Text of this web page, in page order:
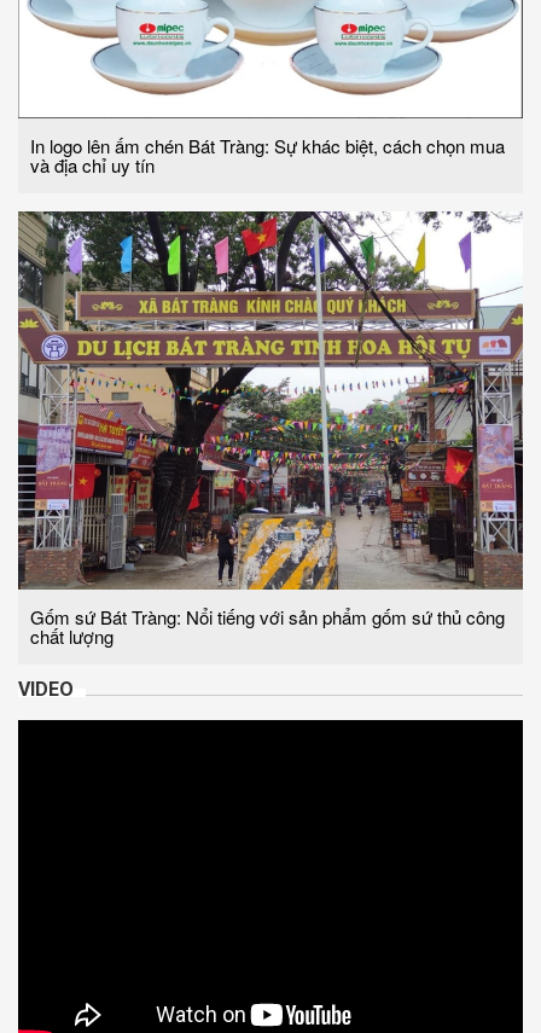
In logo lên ấm chén Bát Tràng: Sự khác biệt, cách chọn mua
và địa chỉ uy tín
Gốm sứ Bát Tràng: Nổi tiếng với sản phẩm gốm sứ thủ công
chất lượng
VIDEO